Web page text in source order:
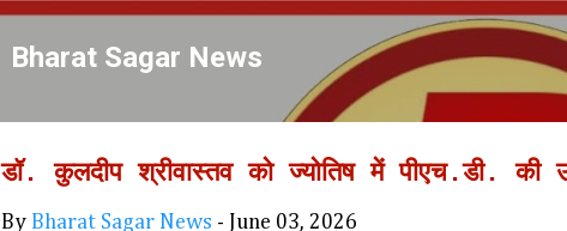
Skip to main
Bharat Sagar News
डॉ. कुलदीप श्रीवास्तव को ज्योतिष में पीएच.डी. की
By Bharat Sagar News - June 03, 2026